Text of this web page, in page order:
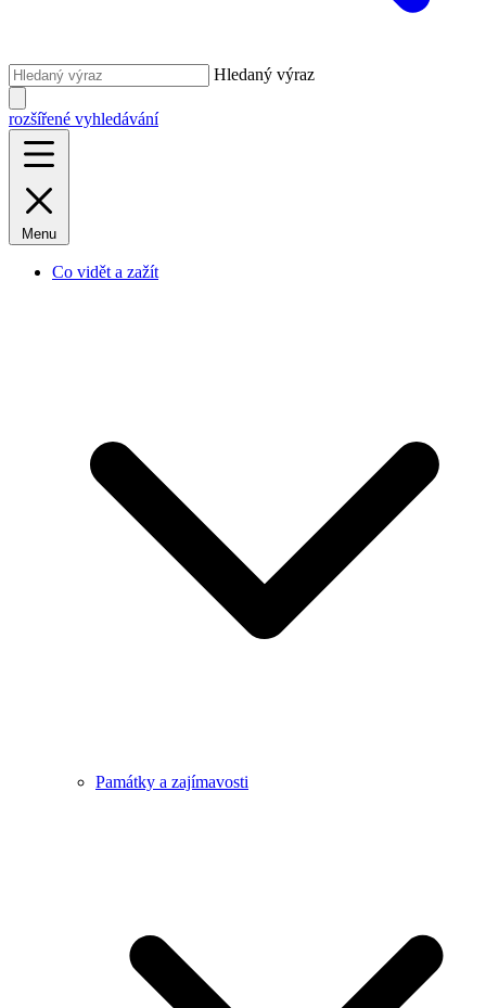
Hledaný výraz
rozšířené vyhledávání
Menu
Co vidět a zažít
Památky a zajímavosti